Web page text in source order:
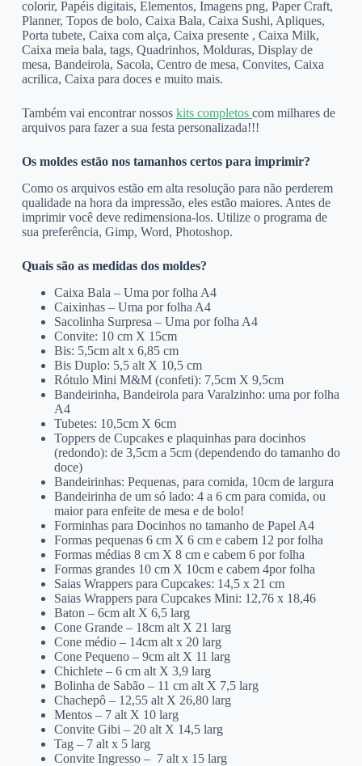
colorir, Papéis digitais, Elementos, Imagens png, Paper Craft,
Planner, Topos de bolo, Caixa Bala, Caixa Sushi, Apliques,
Porta tubete, Caixa com alça, Caixa presente , Caixa Milk,
Caixa meia bala, tags, Quadrinhos, Molduras, Display de
mesa, Bandeirola, Sacola, Centro de mesa, Convites, Caixa
acrilica, Caixa para doces e muito mais.
Também vai encontrar nossos kits completos com milhares de
arquivos para fazer a sua festa personalizada!!!
Os moldes estão nos tamanhos certos para imprimir?
Como os arquivos estão em alta resolução para não perderem
qualidade na hora da impressão, eles estão maiores. Antes de
imprimir você deve redimensiona-los. Utilize o programa de
sua preferência, Gimp, Word, Photoshop.
Quais são as medidas dos moldes?
Caixa Bala – Uma por folha A4
Caixinhas – Uma por folha A4
Sacolinha Surpresa – Uma por folha A4
Convite: 10 cm X 15cm
Bis: 5,5cm alt x 6,85 cm
Bis Duplo: 5,5 alt X 10,5 cm
Rótulo Mini M&M (confeti): 7,5cm X 9,5cm
Bandeirinha, Bandeirola para Varalzinho: uma por folha
A4
Tubetes: 10,5cm X 6cm
Toppers de Cupcakes e plaquinhas para docinhos
(redondo): de 3,5cm a 5cm (dependendo do tamanho do
doce)
Bandeirinhas: Pequenas, para comida, 10cm de largura
Bandeirinha de um só lado: 4 a 6 cm para comida, ou
maior para enfeite de mesa e de bolo!
Forminhas para Docinhos no tamanho de Papel A4
Formas pequenas 6 cm X 6 cm e cabem 12 por folha
Formas médias 8 cm X 8 cm e cabem 6 por folha
Formas grandes 10 cm X 10cm e cabem 4por folha
Saias Wrappers para Cupcakes: 14,5 x 21 cm
Saias Wrappers para Cupcakes Mini: 12,76 x 18,46
Baton – 6cm alt X 6,5 larg
Cone Grande – 18cm alt X 21 larg
Cone médio – 14cm alt x 20 larg
Cone Pequeno – 9cm alt X 11 larg
Chichlete – 6 cm alt X 3,9 larg
Bolinha de Sabão – 11 cm alt X 7,5 larg
Chachepô – 12,55 alt X 26,80 larg
Mentos – 7 alt X 10 larg
Convite Gibi – 20 alt X 14,5 larg
Tag – 7 alt x 5 larg
Convite Ingresso – 7 alt x 15 larg